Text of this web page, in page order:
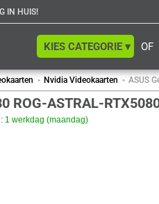
IN HUIS!
OF
KIES CATEGORIE ▾
Nvidia Videokaarten ASUS
ROG-ASTRAL-
1 werkdag (maandag)